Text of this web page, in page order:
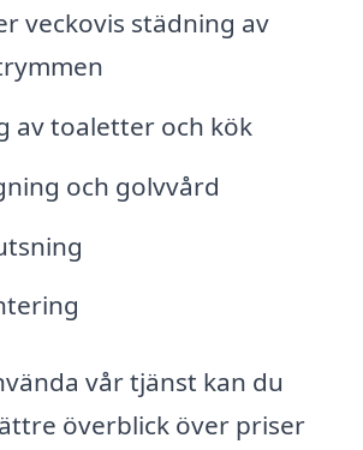
veckovis städning av
av toaletter och kök
och golvvård
vår tjänst kan du
överblick över priser